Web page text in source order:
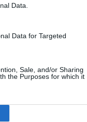
Data.
Data for Targeted
Sale, and/or Sharing
the Purposes for which it
πρώτοι